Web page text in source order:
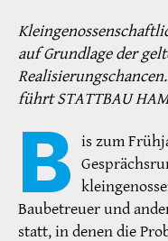
auf Grundlage der
führt STATTBAU
B is zum
Baubetreuer und
statt, in denen die